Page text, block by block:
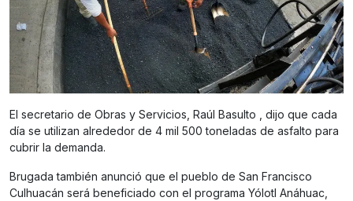
El secretario de Obras y Servicios, Raúl Basulto , dijo que cada
día se utilizan alrededor de 4 mil 500 toneladas de asfalto para
cubrir la demanda.
Brugada también anunció que el pueblo de San Francisco
Culhuacán será beneficiado con el programa Yólotl Anáhuac,